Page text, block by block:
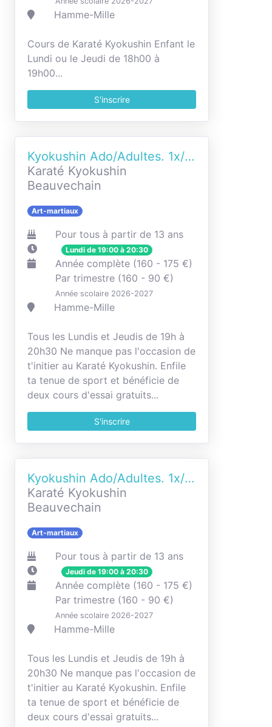
Hamme-Mille
Cours de Karaté Kyokushin Enfant le
Lundi ou le Jeudi de 18h00 à
19h00...
S'inscrire
Kyokushin Ado/Adultes. 1x/semaine
Karaté Kyokushin
Beauvechain
Art-martiaux
Pour tous à partir de 13 ans
Lundi de 19:00 à 20:30
Année complète (160 - 175 €)
Par trimestre (160 - 90 €)
Année scolaire 2026-2027
Hamme-Mille
Tous les Lundis et Jeudis de 19h à
20h30 Ne manque pas l'occasion de
t'initier au Karaté Kyokushin. Enfile
ta tenue de sport et bénéficie de
deux cours d'essai gratuits...
S'inscrire
Kyokushin Ado/Adultes. 1x/semaine
Karaté Kyokushin
Beauvechain
Art-martiaux
Pour tous à partir de 13 ans
Jeudi de 19:00 à 20:30
Année complète (160 - 175 €)
Par trimestre (160 - 90 €)
Année scolaire 2026-2027
Hamme-Mille
Tous les Lundis et Jeudis de 19h à
20h30 Ne manque pas l'occasion de
t'initier au Karaté Kyokushin. Enfile
ta tenue de sport et bénéficie de
deux cours d'essai gratuits...